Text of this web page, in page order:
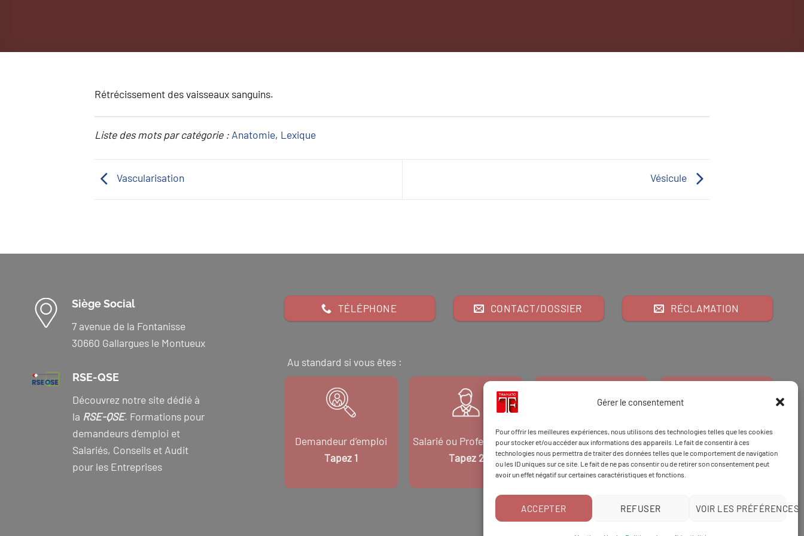
Gérer le consentement
Pour offrir les meilleures expériences, nous utilisons des technologies telles que les cookies
pour stocker et/ou accéder aux informations des appareils. Le fait de consentir à ces
technologies nous permettra de traiter des données telles que le comportement de navigation
ou les ID uniques sur ce site. Le fait de ne pas consentir ou de retirer son consentement peut
avoir un effet négatif sur certaines caractéristiques et fonctions.
ACCEPTER REFUSER VOIR LES PRÉFÉRENCES
Rétrécissement des vaisseaux sanguins.
Liste des mots par catégorie : Anatomie, Lexique
Vascularisation Vésicule
Siège Social
7 avenue de la Fontanisse
30660 Gallargues le Montueux
RSE-QSE
Découvrez notre site dédié à
la RSE-QSE. Formations pour
demandeurs d’emploi et
Salariés, Conseils et Audit
pour les Entreprises
TÉLÉPHONE CONTACT/DOSSIER RÉCLAMATION
Au standard si vous êtes :
Demandeur d’emploi
Tapez 1
Salarié ou Professionnel
Tapez 2
Financeur
Tapez 3
EtTapez 98pour
une formation